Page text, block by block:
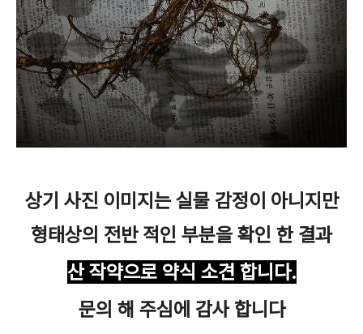
상기 사진 이미지는 실물 감정이 아니지만
형태상의 전반 적인 부분을 확인 한 결과
산 작약으로 약식 소견 합니다.
문의 해 주심에 감사 합니다